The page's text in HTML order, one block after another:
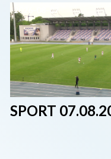
2026-08-07
SPORT